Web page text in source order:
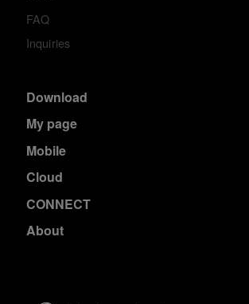
FAQ
Inquiries
Download
My page
Mobile
Cloud
CONNECT
About